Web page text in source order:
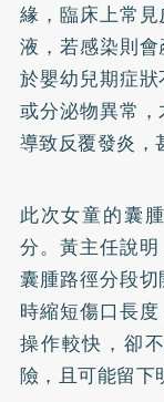
緣，臨床上常
液，若感染則
於嬰幼兒期症
或分泌物異常
導致反覆發炎，
此次女童的囊
分。黃主任說
囊腫路徑分段
時縮短傷口長
操作較快，卻
險，且可能留下